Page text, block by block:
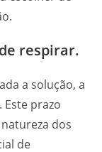
respirar.
a solução, a
prazo
dos
de